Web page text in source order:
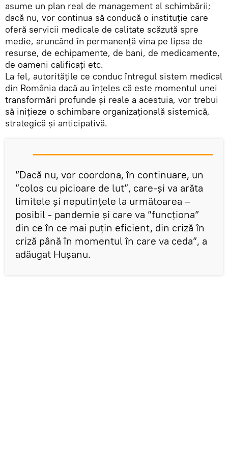
asume un plan real de management al schimbării;
dacă nu, vor continua să conducă o instituție care
oferă servicii medicale de calitate scăzută spre
medie, aruncând în permanență vina pe lipsa de
resurse, de echipamente, de bani, de medicamente,
de oameni calificați etc.
La fel, autoritățile ce conduc întregul sistem medical
din România dacă au înțeles că este momentul unei
transformări profunde și reale a acestuia, vor trebui
să inițieze o schimbare organizațională sistemică,
strategică și anticipativă.
”Dacă nu, vor coordona, în continuare, un
”colos cu picioare de lut”, care-și va arăta
limitele și neputințele la următoarea –
posibil - pandemie și care va ”funcționa”
din ce în ce mai puțin eficient, din criză în
criză până în momentul în care va ceda”, a
adăugat Hușanu.